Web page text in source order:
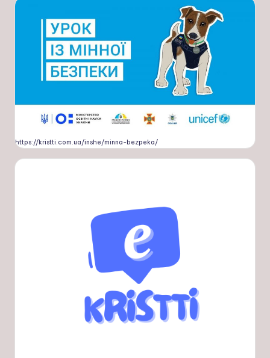
https://kristti.com.ua/inshe/minna-bezpeka/